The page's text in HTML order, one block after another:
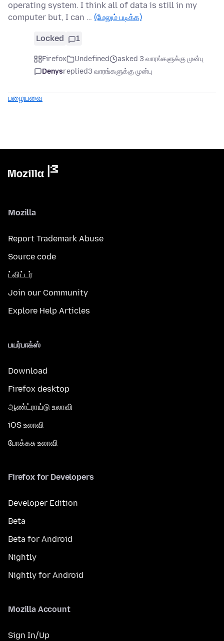
operating system. I think all of data is still in my
computer but, I can … (மேலும் படிக்க)
Locked 1
Firefox Undefined
asked 3 வாரங்களுக்கு முன்பு
Denysreplied3 வாரங்களுக்கு முன்பு
பழையவை
Mozilla
Report Trademark Abuse
Source code
ட்விட்டர்
Join our Community
Explore Help Articles
பயர்பாக்ஸ்
Download
Firefox desktop
ஆண்ட்ராய்டு உலாவி
iOS உலாவி
போக்கசு உலாவி
Firefox for Developers
Developer Edition
Beta
Beta for Android
Nightly
Nightly for Android
Mozilla Account
Sign In/Up